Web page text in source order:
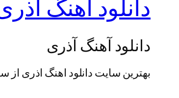
دانلود اهنگ
دانلود آهنگ آذری
بهترین سایت دانلود اهنگ اذری